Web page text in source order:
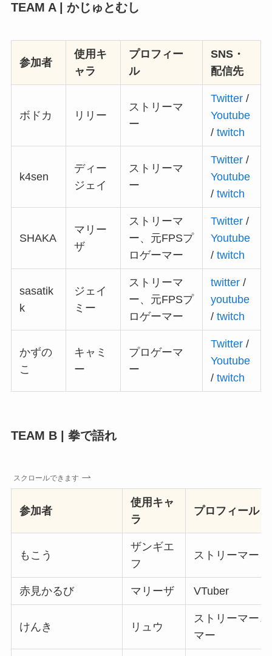
TEAM A| かじゅとむし
参加者
使用キ
ャラ
プロフィー
ル
SNS・
配信先
ボドカ リリー
ストリーマ
ー
Twitter /
Youtube
/twitch
k4sen
ディー
ジェイ
ストリーマ
ー
Twitter /
Youtube
/twitch
SHAKA
マリー
ザ
ストリーマ
ー、元FPSプ
ロゲーマー
Twitter /
Youtube
/twitch
sasatik
k
ジェイ
ミー
ストリーマ
ー、元FPSプ
ロゲーマー
twitter /
youtube
/twitch
かずの
こ
キャミ
ー
プロゲーマ
ー
Twitter /
Youtube
/twitch
TEAM B | 拳で語れ
スクロールできます
参加者
使用キャ
ラ
プロフィール
もこう
ザンギエ
フ
ストリーマー
赤見かるび マリーザ VTuber
けんき リュウ
ストリーマー
マー